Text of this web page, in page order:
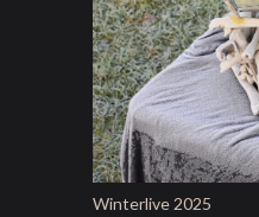
Winterlive 2025